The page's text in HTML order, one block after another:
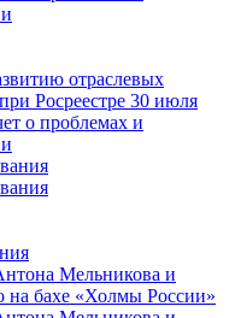
отраслевых
Росреестре 30 июля
о проблемах и